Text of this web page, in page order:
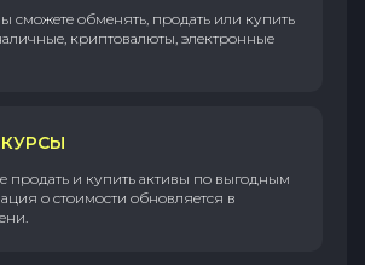
сможете обменять, продать или купить
криптовалюты, электронные
продать и купить активы по выгодным
о стоимости обновляется в